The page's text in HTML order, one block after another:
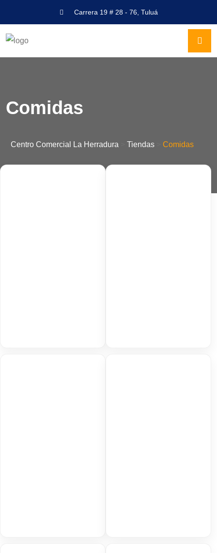
Carrera 19 # 28 - 76, Tuluá
Comidas
Centro Comercial La Herradura Tiendas Comidas